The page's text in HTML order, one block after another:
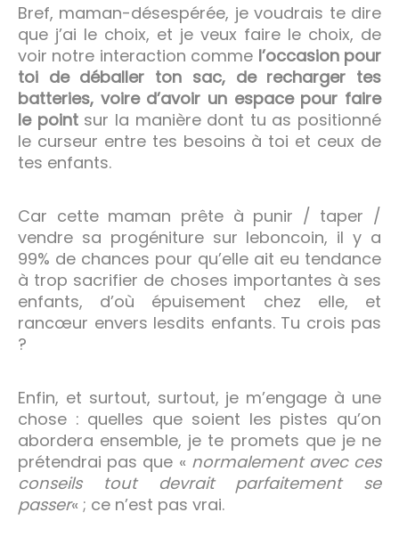
Bref, maman-désespérée, je voudrais te dire
que j’ai le choix, et je veux faire le choix, de
voir notre interaction comme l’occasion pour
toi de déballer ton sac, de recharger tes
batteries, voire d’avoir un espace pour faire
le pointsur la manière dont tu as positionné
le curseur entre tes besoins à toi et ceux de
tes enfants.
Car cette maman prête à punir / taper /
vendre sa progéniture sur leboncoin, il y a
99% de chances pour qu’elle ait eu tendance
à trop sacrifier de choses importantes à ses
enfants, d’où épuisement chez elle, et
rancœur envers lesdits enfants. Tu crois pas
?
Enfin, et surtout, surtout, je m’engage à une
chose : quelles que soient les pistes qu’on
abordera ensemble, je te promets que je ne
prétendrai pas que « normalement avec ces
conseils tout devrait parfaitement se
passer« ; ce n’est pas vrai.